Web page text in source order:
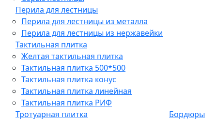
Перила для лестницы
Перила для лестницы из металла
Перила для лестницы из нержавейки
Тактильная плитка
Желтая тактильная плитка
Тактильная плитка 500*500
Тактильная плитка конус
Тактильная плитка линейная
Тактильная плитка РИФ
Тротуарная плитка
Бордюры